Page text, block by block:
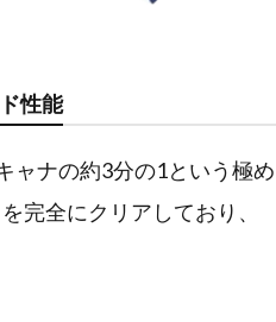
性能
ャナの約3分の1という極め
完全にクリアしており、